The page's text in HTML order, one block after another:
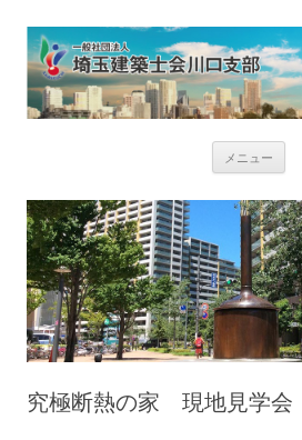
メニュー
ン
ツ
へ
ス
キ
ッ
プ
究極断熱の家 現地見学会